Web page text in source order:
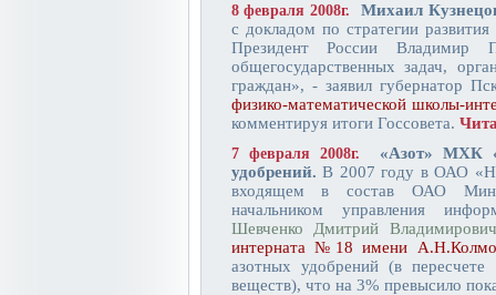
8 февраля 2008г.
Михаил
с докладом по стратегии
Президент России
общегосударственных задач,
граждан», - заявил губернатор
физико-математической школы-
комментируя итоги Госсовета.
7 февраля 2008г.
«Азот» МХК
удобрений. В 2007 году в ОАО
входящем в состав ОАО
начальником управления
Шевченко Дмитрий
интерната №18 имени
азотных удобрений (в
веществ), что на 3% превысило